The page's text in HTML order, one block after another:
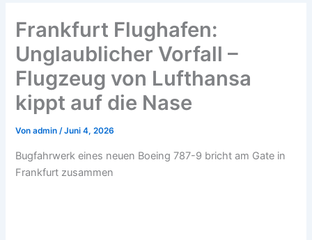
Frankfurt Flughafen:
Unglaublicher Vorfall –
Flugzeug von Lufthansa
kippt auf die Nase
Vonadmin/Juni 4, 2026
Bugfahrwerk eines neuen Boeing 787-9 bricht am Gate in
Frankfurt zusammen